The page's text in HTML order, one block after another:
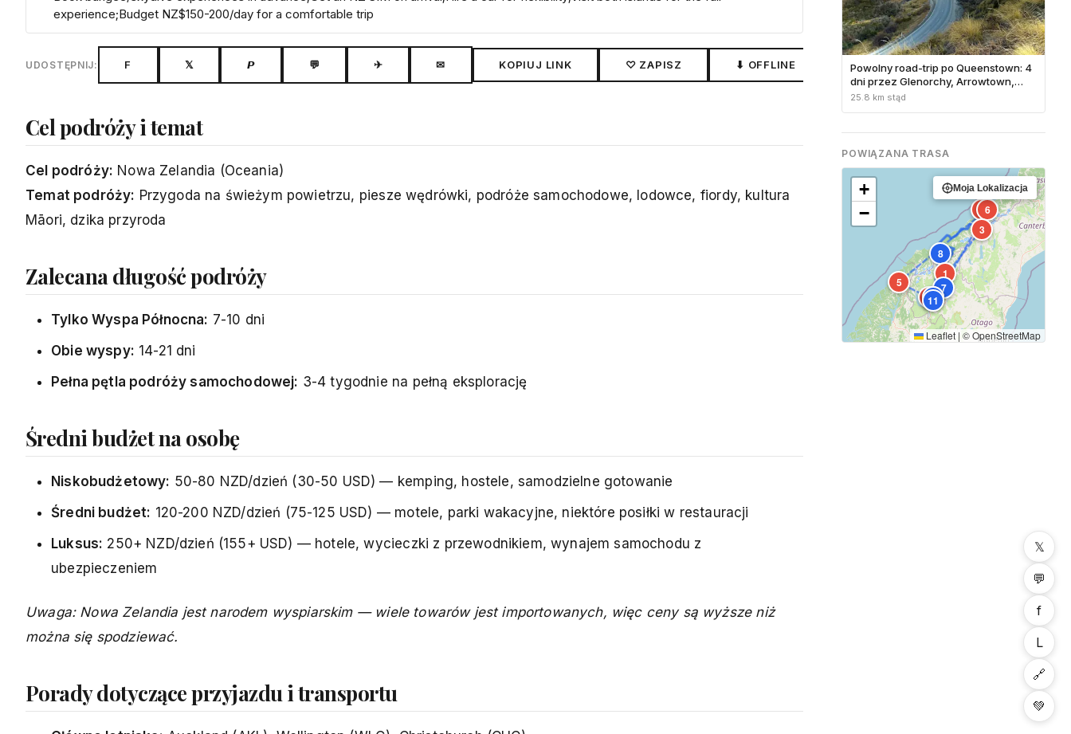
experience;Budget NZ$150-200/day for a comfortable trip
UDOSTĘPNIJ: F 𝕏 𝙋 💬 ✈ ✉ KOPIUJ LINK ♡ ZAPISZ ⬇ OFFLINE
Cel podróży i temat
Cel podróży: Nowa Zelandia (Oceania)
Temat podróży: Przygoda na świeżym powietrzu, piesze wędrówki, podróże samochodowe, lodowce, fiordy, kultura
Māori, dzika przyroda
Zalecana długość podróży
Tylko Wyspa Północna: 7-10 dni
Obie wyspy: 14-21 dni
Pełna pętla podróży samochodowej: 3-4 tygodnie na pełną eksplorację
Średni budżet na osobę
Niskobudżetowy: 50-80 NZD/dzień (30-50 USD) — kemping, hostele, samodzielne gotowanie
Średni budżet: 120-200 NZD/dzień (75-125 USD) — motele, parki wakacyjne, niektóre posiłki w restauracji
Luksus: 250+ NZD/dzień (155+ USD) — hotele, wycieczki z przewodnikiem, wynajem samochodu z
ubezpieczeniem
Uwaga: Nowa Zelandia jest narodem wyspiarskim — wiele towarów jest importowanych, więc ceny są wyższe niż
można się spodziewać.
Porady dotyczące przyjazdu i transportu
Powolny road-trip po Queenstown: 4
dni przez Glenorchy, Arrowtown,
Gibbston i Wanaka
25.8 km stąd
POWIĄZANA TRASA
1
2
3
4
5
6
7
8
9
10
11
+
−
Moja Lokalizacja
Leaflet | ©OpenStreetMap
𝕏
💬
f
L
🔗
💚